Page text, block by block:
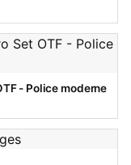
- Police moderne